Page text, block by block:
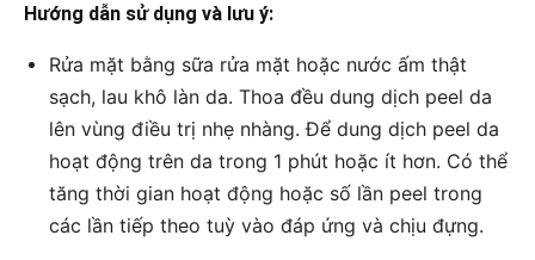
Hướng dẫn sử dụng và lưu ý:
Rửa mặt bằng sữa rửa mặt hoặc nước ấm thật
sạch, lau khô làn da. Thoa đều dung dịch peel da
lên vùng điều trị nhẹ nhàng. Để dung dịch peel da
hoạt động trên da trong 1 phút hoặc ít hơn. Có thể
tăng thời gian hoạt động hoặc số lần peel trong
các lần tiếp theo tuỳ vào đáp ứng và chịu đựng.